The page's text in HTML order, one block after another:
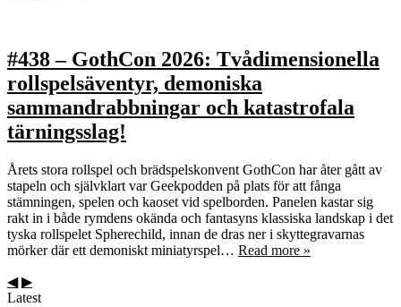
#438 – GothCon 2026: Tvådimensionella
rollspelsäventyr, demoniska
sammandrabbningar och katastrofala
tärningsslag!
Årets stora rollspel och brädspelskonvent GothCon har åter gått av
stapeln och självklart var Geekpodden på plats för att fånga
stämningen, spelen och kaoset vid spelborden. Panelen kastar sig
rakt in i både rymdens okända och fantasyns klassiska landskap i det
tyska rollspelet Spherechild, innan de dras ner i skyttegravarnas
mörker där ett demoniskt miniatyrspel… Read more »
◀ ▶
Latest